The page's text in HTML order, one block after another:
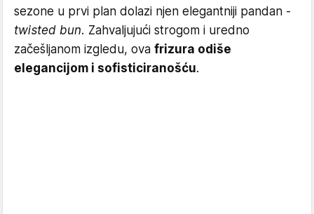
sezone u prvi plan dolazi njen elegantniji pandan -
twisted bun. Zahvaljujući strogom i uredno
začešljanom izgledu, ova frizura odiše
elegancijom i sofisticiranošću.